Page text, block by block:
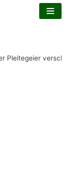
Pleitegeier